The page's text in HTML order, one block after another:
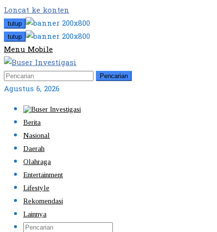
Loncat ke konten
tutup
tutup
Menu Mobile
Pencarian
Agustus 6, 2026
Berita
Nasional
Daerah
Olahraga
Entertainment
Lifestyle
Rekomendasi
Lainnya